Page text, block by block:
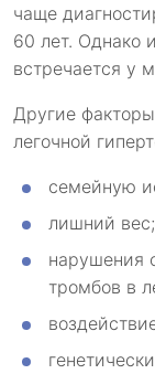
чаще
60 лет. Однако
встречается у
Другие
легочной
семейную
лишний вес;
нарушения
тромбов в